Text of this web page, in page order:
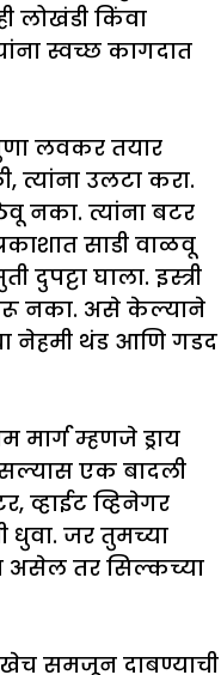
लोखंडी किंवा
स्वच्छ कागदात
लवकर तयार
त्यांना उलटा करा.
नका. त्यांना बटर
साडी वाळवू
घाला. इस्त्री
करू नका. असे केल्याने
नेहमी थंड आणि गडद
मार्ग म्हणजे ड्राय
एक बादली
व्हाईट व्हिनेगर
धुवा. जर तुमच्या
असेल तर सिल्कच्या
समजून दाबण्याची